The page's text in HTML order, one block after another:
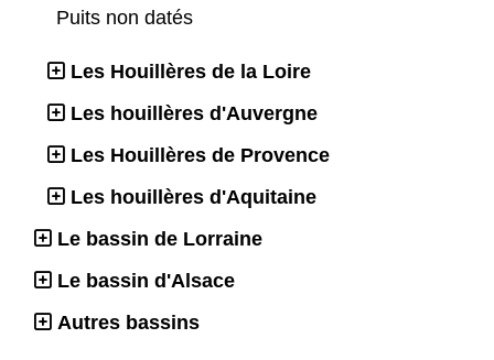
Puits non datés
Les Houillères de la Loire
Les houillères d'Auvergne
Les Houillères de Provence
Les houillères d'Aquitaine
Le bassin de Lorraine
Le bassin d'Alsace
Autres bassins